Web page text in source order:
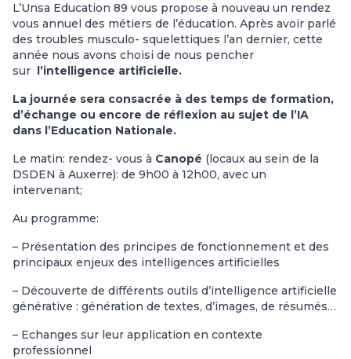
L’Unsa Education 89 vous propose à nouveau un rendez
vous annuel des métiers de l’éducation. Après avoir parlé
des troubles musculo- squelettiques l’an dernier, cette
année nous avons choisi de nous pencher
sur l’intelligence artificielle.
La journée sera consacrée à des temps de formation,
d’échange ou encore de réflexion au sujet de l’IA
dans l’Education Nationale.
Le matin: rendez- vous à Canopé (locaux au sein de la
DSDEN à Auxerre): de 9h00 à 12h00, avec un
intervenant;
Au programme:
– Présentation des principes de fonctionnement et des
principaux enjeux des intelligences artificielles
– Découverte de différents outils d’intelligence artificielle
générative : génération de textes, d’images, de résumés…
– Echanges sur leur application en contexte
professionnel